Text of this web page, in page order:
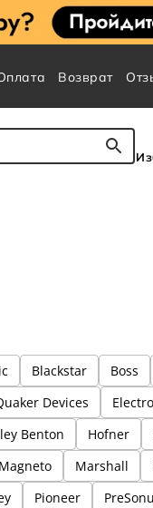
Возврат
Blackstar Boss
Devices
Benton Hofner
Magneto Marshall
Pioneer